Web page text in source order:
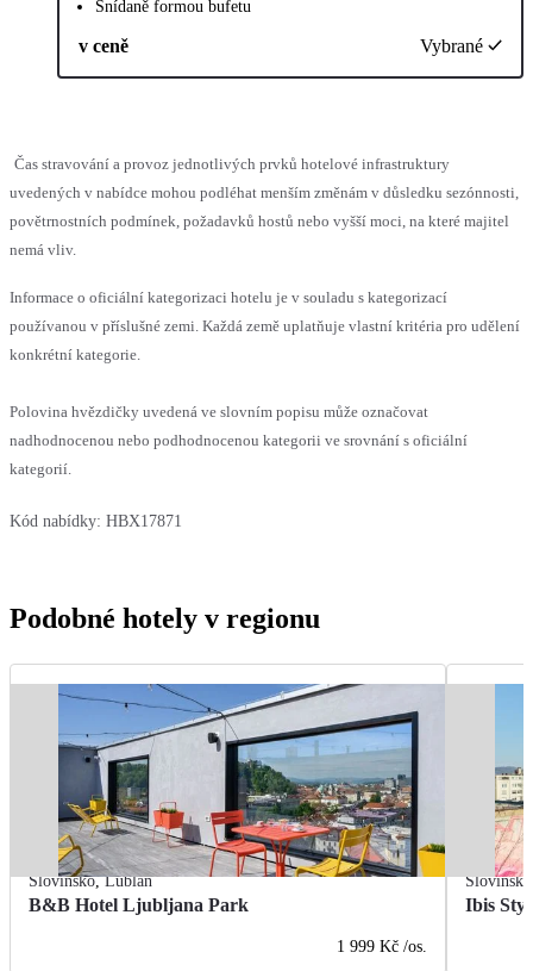
Snídaně formou bufetu
v ceně Vybrané
Čas stravování a provoz jednotlivých prvků hotelové infrastruktury
uvedených v nabídce mohou podléhat menším změnám v důsledku sezónnosti,
povětrnostních podmínek, požadavků hostů nebo vyšší moci, na které majitel
nemá vliv.
Informace o oficiální kategorizaci hotelu je v souladu s kategorizací
používanou v příslušné zemi. Každá země uplatňuje vlastní kritéria pro udělení
konkrétní kategorie.
Polovina hvězdičky uvedená ve slovním popisu může označovat
nadhodnocenou nebo podhodnocenou kategorii ve srovnání s oficiální
kategorií.
Kód nabídky: HBX17871
Podobné hotely v regionu
Slovinsko,Lublaň
B&B Hotel Ljubljana Park
1 999 Kč /os.
Slovinsko
Ibis